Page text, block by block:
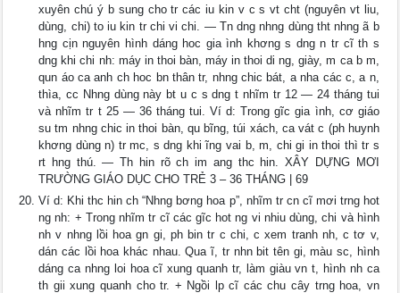
xuyên chú ý b sung cho tr các iu kin v c s vt cht (nguyên vt liu,
dùng, chi) to iu kin tr chi vi chi. — Tn dng nhng dùng tht nhng ã b
hng cịn nguyên hình dáng hoc gia ình khơng s dng n tr cĩ th s
dng khi chi nh: máy in thoi bàn, máy in thoi di ng, giày, m ca b m,
qun áo ca anh ch hoc bn thân tr, nhng chic bát, a nha các c, a n,
thìa, cc Nhng dùng này bt u c s dng t nhĩm tr 12 — 24 tháng tui
và nhĩm tr t 25 — 36 tháng tui. Ví d: Trong gĩc gia ình, cơ giáo
su tm nhng chic in thoi bàn, qu bĩng, túi xách, ca vát c (ph huynh
khơng dùng n) tr mc, s dng khi ĩng vai b, m, chi gi in thoi thì tr s
rt hng thú. — Th hin rõ ch im ang thc hin. XÂY DỰNG MƠI
TRƯỜNG GIÁO DỤC CHO TRẺ 3 – 36 THÁNG | 69
Ví d: Khi thc hin ch “Nhng bơng hoa p”, nhĩm tr cn cĩ mơi trng hot
ng nh: + Trong nhĩm tr cĩ các gĩc hot ng vi nhiu dùng, chi và hình
nh v nhng lồi hoa gn gi, ph bin tr c chi, c xem tranh nh, c tơ v,
dán các lồi hoa khác nhau. Qua ĩ, tr nhn bit tên gi, màu sc, hình
dáng ca nhng loi hoa cĩ xung quanh tr, làm giàu vn t, hình nh ca
th gii xung quanh cho tr. + Ngồi lp cĩ các chu cây trng hoa, vn